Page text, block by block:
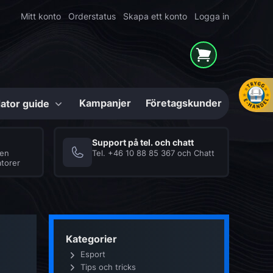
Mitt konto Orderstatus Skapa ett konto Logga in
Mighty Shark
datorer i unika
Internminne (RAM)
guide Kampanjer Företagskunder
Support på tel. och chatt
Tel. +46 10 88 85 367 och Chatt
Kategorier
Esport
Tips och tricks